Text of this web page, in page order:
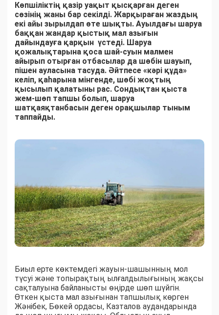
Көпшіліктің қазір уақыт қысқарған деген
сөзінің жаны бар секілді. Жарқыраған жаздың
екі айы зырылдап өте шықты. Ауылдағы шаруа
баққан жандар қыстық мал азығын
дайындауға қарқын үстеді. Шаруа
қожалықтарына қоса шай-суын малмен
айырып отырған отбасылар да шөбін шауып,
пішен ауласына тасуда. Әйтпесе «кәрі құда»
келіп, қаһарына мінгенде, шөбі жоқтың
қысылып қалатыны рас. Сондықтан қыста
жем-шөп тапшы болып, шаруа
шатқаяқтанбасын деген орақшылар тыным
таппайды.
Биыл ерте көктемдегі жауын-шашынның мол
түсуі және топырақтың ылғалдылығының жақсы
сақталуына байланысты өңірде шөп шүйгін.
Өткен қыста мал азығынан тапшылық көрген
Жәнібек, Бөкей ордасы, Казталов аудандарында